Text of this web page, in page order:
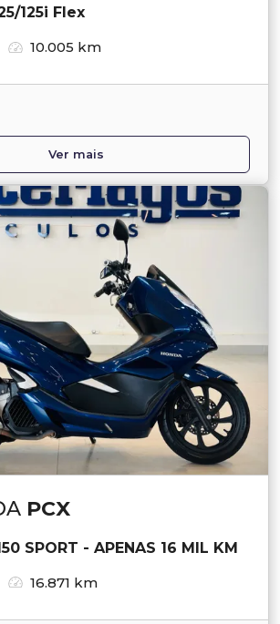
125i Flex
10.005 km
Ver mais
PCX
SPORT - APENAS 16 MIL KM
16.871 km